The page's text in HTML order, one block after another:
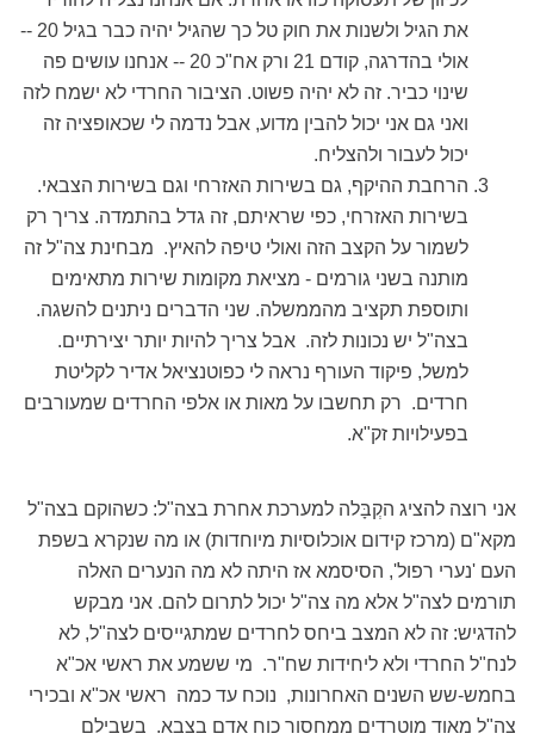
את הגיל ולשנות את חוק טל כך שהגיל יהיה כבר בגיל 20 --
אולי בהדרגה, קודם 21 ורק אח"כ 20 -- אנחנו עושים פה
שינוי כביר. זה לא יהיה פשוט. הציבור החרדי לא ישמח לזה
ואני גם אני יכול להבין מדוע, אבל נדמה לי שכאופציה זה
יכול לעבור ולהצליח.
הרחבת ההיקף, גם בשירות האזרחי וגם בשירות הצבאי.
בשירות האזרחי, כפי שראיתם, זה גדל בהתמדה. צריך רק
לשמור על הקצב הזה ואולי טיפה להאיץ. מבחינת צה"ל זה
מותנה בשני גורמים - מציאת מקומות שירות מתאימים
ותוספת תקציב מהממשלה. שני הדברים ניתנים להשגה.
בצה"ל יש נכונות לזה. אבל צריך להיות יותר יצירתיים.
למשל, פיקוד העורף נראה לי כפוטנציאל אדיר לקליטת
חרדים. רק תחשבו על מאות או אלפי החרדים שמעורבים
בפעילויות זק"א.
אני רוצה להציג הקְבָּלה למערכת אחרת בצה"ל: כשהוקם בצה"ל
מקא"ם (מרכז קידום אוכלוסיות מיוחדות) או מה שנקרא בשפת
העם 'נערי רפול', הסיסמא אז היתה לא מה הנערים האלה
תורמים לצה"ל אלא מה צה"ל יכול לתרום להם. אני מבקש
להדגיש: זה לא המצב ביחס לחרדים שמתגייסים לצה"ל, לא
לנח"ל החרדי ולא ליחידות שח"ר. מי ששמע את ראשי אכ"א
בחמש-שש השנים האחרונות, נוכח עד כמה ראשי אכ"א ובכירי
צה"ל מאוד מוטרדים ממחסור כוח אדם בצבא. בשבילם